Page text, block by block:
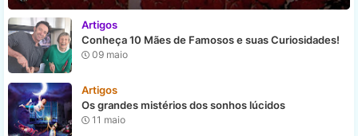
Artigos
Conheça 10 Mães de Famosos e suas Curiosidades!
09 maio
Artigos
Os grandes mistérios dos sonhos lúcidos
11 maio